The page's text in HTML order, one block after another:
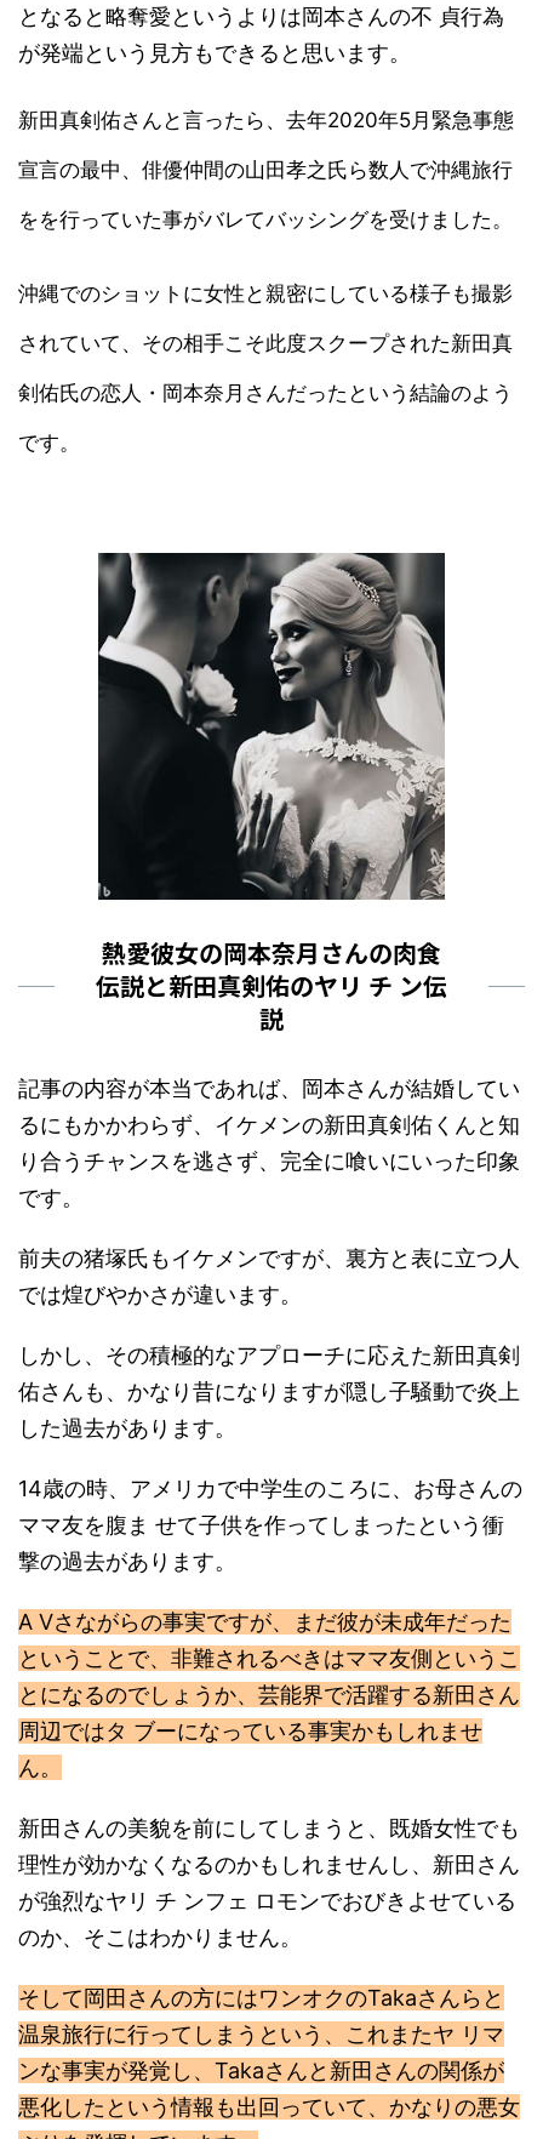
となると略奪愛というよりは岡本さんの不 貞行為
が発端という見方もできると思います。
新田真剣佑さんと言ったら、去年2020年5月緊急事態
宣言の最中、俳優仲間の山田孝之氏ら数人で沖縄旅行
をを行っていた事がバレてバッシングを受けました。
沖縄でのショットに女性と親密にしている様子も撮影
されていて、その相手こそ此度スクープされた新田真
剣佑氏の恋人・岡本奈月さんだったという結論のよう
です。
熱愛彼女の岡本奈月さんの肉食
伝説と新田真剣佑のヤリ チ ン伝
説
記事の内容が本当であれば、岡本さんが結婚してい
るにもかかわらず、イケメンの新田真剣佑くんと知
り合うチャンスを逃さず、完全に喰いにいった印象
です。
前夫の猪塚氏もイケメンですが、裏方と表に立つ人
では煌びやかさが違います。
しかし、その積極的なアプローチに応えた新田真剣
佑さんも、かなり昔になりますが隠し子騒動で炎上
した過去があります。
14歳の時、アメリカで中学生のころに、お母さんの
ママ友を腹ま せて子供を作ってしまったという衝
撃の過去があります。
A Vさながらの事実ですが、まだ彼が未成年だった
ということで、非難されるべきはママ友側というこ
とになるのでしょうか、芸能界で活躍する新田さん
周辺ではタ ブーになっている事実かもしれませ
ん。
新田さんの美貌を前にしてしまうと、既婚女性でも
理性が効かなくなるのかもしれませんし、新田さん
が強烈なヤリ チ ンフェ ロモンでおびきよせている
のか、そこはわかりません。
そして岡田さんの方にはワンオクのTakaさんらと
温泉旅行に行ってしまうという、これまたヤ リマ
ンな事実が発覚し、Takaさんと新田さんの関係が
悪化したという情報も出回っていて、かなりの悪女